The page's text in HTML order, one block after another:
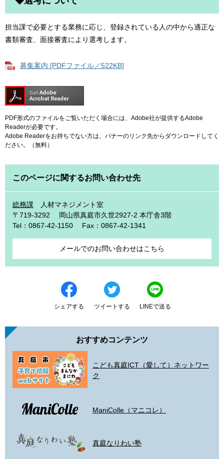
担当課で必要とする業務に応じ、登録されている人の中から適正な
書類審査、面接審査により選考します。
募集案内 [PDFファイル／522KB]
PDF形式のファイルをご覧いただく場合には、Adobe社が提供するAdobe
Readerが必要です。
Adobe Readerをお持ちでない方は、バナーのリンク先からダウンロードしてく
ださい。（無料）
このページに関するお問い合わせ先
総務課
人材マネジメント室
〒719-3292
岡山県真庭市久世2927-2 本庁舎3階
Tel：0867-42-1150
Fax：0867-42-1341
メールでのお問い合わせはこちら
シェアする ツイートする LINEで送る
おすすめコンテンツ
こども真庭ICT（愛して）ネットワー
ク
ManiColle（マニコレ）
真庭なりわい塾